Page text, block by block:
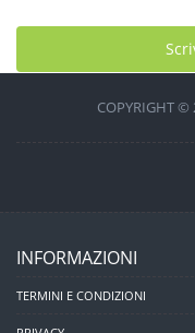
COPYRIGHT ©
INFORMAZIONI
TERMINI E CONDIZIONI